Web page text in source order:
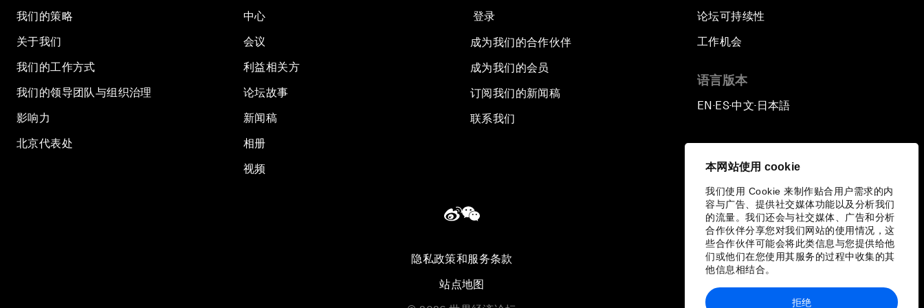
本网站使用 cookie
我们使用 Cookie 来制作贴合用户需求的内
容与广告、提供社交媒体功能以及分析我们
的流量。我们还会与社交媒体、广告和分析
合作伙伴分享您对我们网站的使用情况，这
些合作伙伴可能会将此类信息与您提供给他
们或他们在您使用其服务的过程中收集的其
他信息相结合。
拒绝
我们的策略
关于我们
我们的工作方式
我们的领导团队与组织治理
影响力
北京代表处
中心
会议
利益相关方
论坛故事
新闻稿
相册
视频
登录
成为我们的合作伙伴
成为我们的会员
订阅我们的新闻稿
联系我们
论坛可持续性
工作机会
语言版本
EN ▪ES▪中文▪ 日本語
隐私政策和服务条款
站点地图